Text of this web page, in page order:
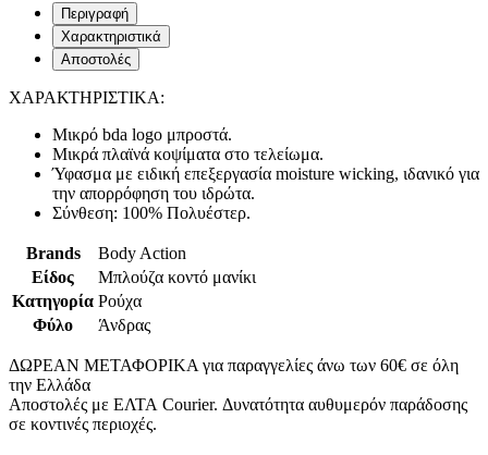
Περιγραφή
Χαρακτηριστικά
Αποστολές
ΧΑΡΑΚΤΗΡΙΣΤΙΚΑ:
Μικρό bda logo μπροστά.
Μικρά πλαϊνά κοψίματα στο τελείωμα.
Ύφασμα με ειδική επεξεργασία moisture wicking, ιδανικό για
την απορρόφηση του ιδρώτα.
Σύνθεση: 100% Πολυέστερ.
Brands
Body Action
Είδος
Μπλούζα κοντό μανίκι
Κατηγορία Ρούχα
Φύλο
Άνδρας
ΔΩΡΕΑΝ ΜΕΤΑΦΟΡΙΚΑ για παραγγελίες άνω των 60€ σε όλη
την Ελλάδα
Αποστολές με ΕΛΤΑ Courier. Δυνατότητα αυθυμερόν παράδοσης
σε κοντινές περιοχές.